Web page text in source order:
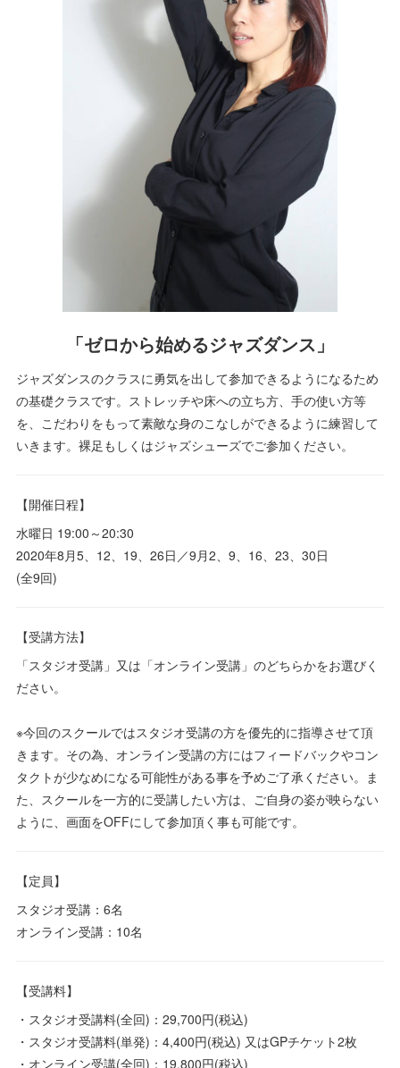
「ゼロから始めるジャズダンス」
ジャズダンスのクラスに勇気を出して参加できるようになるため
の基礎クラスです。ストレッチや床への立ち方、手の使い方等
を、こだわりをもって素敵な身のこなしができるように練習して
いきます。裸足もしくはジャズシューズでご参加ください。
【開催日程】
水曜日 19:00～20:30
2020年8月5、12、19、26日／9月2、9、16、23、30日
(全9回)
【受講方法】
「スタジオ受講」又は「オンライン受講」のどちらかをお選びく
ださい。
※今回のスクールではスタジオ受講の方を優先的に指導させて頂
きます。その為、オンライン受講の方にはフィードバックやコン
タクトが少なめになる可能性がある事を予めご了承ください。ま
た、スクールを一方的に受講したい方は、ご自身の姿が映らない
ように、画面をOFFにして参加頂く事も可能です。
【定員】
スタジオ受講：6名
オンライン受講：10名
【受講料】
・スタジオ受講料(全回)：29,700円(税込)
・スタジオ受講料(単発)：4,400円(税込) 又はGPチケット2枚
・オンライン受講(全回)：19,800円(税込)